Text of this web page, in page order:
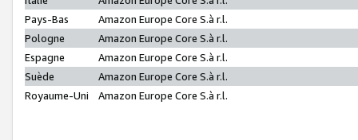
Pays-Bas
Amazon Europe Core S.à r.l.
Pologne
Amazon Europe Core S.à r.l.
Espagne
Amazon Europe Core S.à r.l.
Suède
Amazon Europe Core S.à r.l.
Royaume-Uni
Amazon Europe Core S.à r.l.